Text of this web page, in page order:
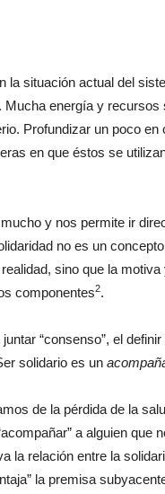
la situación actual del
. Mucha energía y
Profundizar un poco
en que éstos se
y nos permite ir
no es un
realidad, sino que la motiva
componentes2.
“consenso”, el
solidario es un
de la pérdida de la
a alguien
la relación entre la
la premisa